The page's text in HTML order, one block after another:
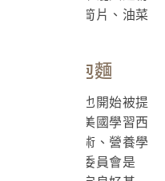
墨魚、瘦肉、筍片、油菜
餅乾與泡麵
麵包和蛋糕也開始被提
強與徐貴林到美國學習西
師傳授烘焙技術、營養學
食品推廣執行委員會是